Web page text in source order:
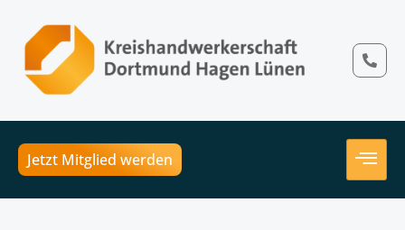
Jetzt Mitglied werden